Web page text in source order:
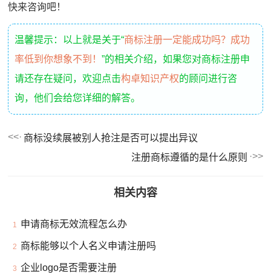
快来咨询吧！
温馨提示：以上就是关于“商标注册一定能成功吗？成功
率低到你想象不到！”的相关介绍，如果您对商标注册申
请还存在疑问，欢迎点击构卓知识产权的顾问进行咨
询，他们会给您详细的解答。
商标没续展被别人抢注是否可以提出异议
注册商标遵循的是什么原则
相关内容
1 申请商标无效流程怎么办
2 商标能够以个人名义申请注册吗
3 企业logo是否需要注册